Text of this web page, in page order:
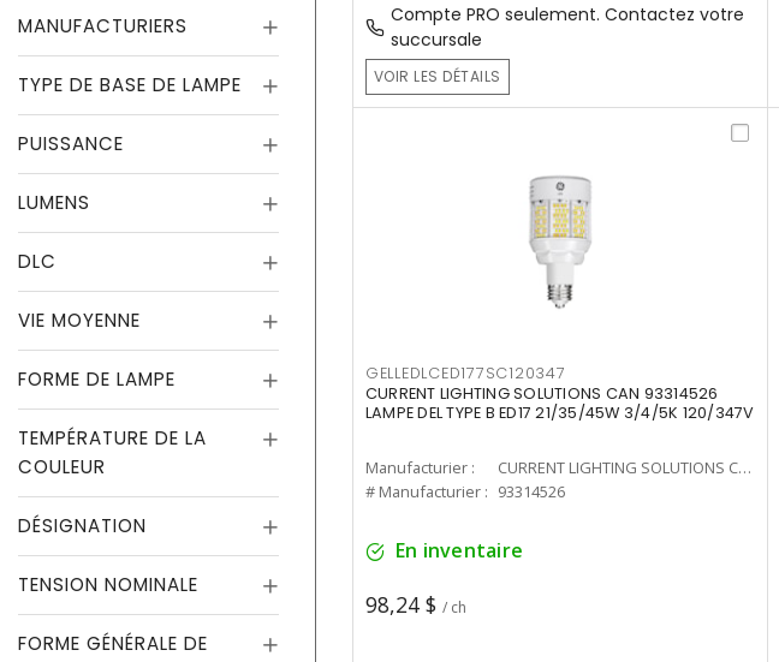
MANUFACTURIERS
TYPE DE BASE DE LAMPE
PUISSANCE
LUMENS
DLC
VIE MOYENNE
FORME DE LAMPE
TEMPÉRATURE DE LA
COULEUR
DÉSIGNATION
TENSION NOMINALE
FORME GÉNÉRALE DE
Compte PRO seulement. Contactez votre
succursale
VOIR LES DÉTAILS
GELLEDLCED177SC120347
CURRENT LIGHTING SOLUTIONS CAN 93314526
LAMPE DEL TYPE B ED17 21/35/45W 3/4/5K 120/347V
Manufacturier :
CURRENT LIGHTING SOLUTIONS CAN
# Manufacturier : 93314526
En inventaire
98,24 $ / ch